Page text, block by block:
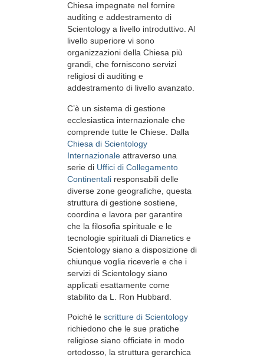
Chiesa impegnate nel fornire
auditing e addestramento di
Scientology a livello introduttivo. Al
livello superiore vi sono
organizzazioni della Chiesa più
grandi, che forniscono servizi
religiosi di auditing e
addestramento di livello avanzato.
C’è un sistema di gestione
ecclesiastica internazionale che
comprende tutte le Chiese. Dalla
Chiesa di Scientology
Internazionale attraverso una
serie di Uffici di Collegamento
Continentali responsabili delle
diverse zone geografiche, questa
struttura di gestione sostiene,
coordina e lavora per garantire
che la filosofia spirituale e le
tecnologie spirituali di Dianetics e
Scientology siano a disposizione di
chiunque voglia riceverle e che i
servizi di Scientology siano
applicati esattamente come
stabilito da L. Ron Hubbard.
Poiché le scritture di Scientology
richiedono che le sue pratiche
religiose siano officiate in modo
ortodosso, la struttura gerarchica